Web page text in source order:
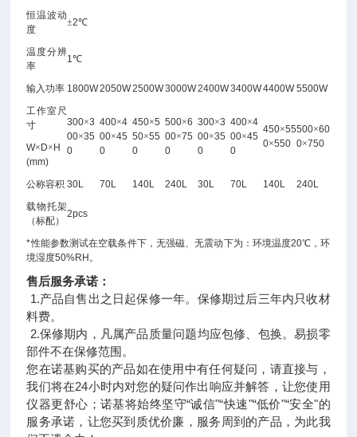
恒温波动
度
±2℃
温度分辨
率
1℃
输入功率 1800W2050W2500W3000W2400W3400W4400W 5500W
工作室尺
寸
W× D× H
(mm)
300×3
00×35
0
400×4
00×45
0
450×5
50×55
0
500×6
00×75
0
300×3
00×35
0
400×4
00×45
0
450×55
0×550
500×60
0×750
公称容积 30L 70L 140L 240L 30L 70L 140L
240L
载物托架
（标配）
2pcs
*性能参数测试在空载条件下，无强磁、无震动下为：环境温度20℃，环
境湿度50%RH 。
售后服务承诺：
1.产品自售出之日起保修一年。保修期过后三年内只收材
料费。
2.保修期内，凡属产品质量问题均应包修、包换。易损零
部件不在保修范围。
您在诺基购买的产品如在使用中有任何疑问，请直接与，
我们将在24小时内对您的疑问作出响应并解答，让您使用
仪器更舒心；诺基将始终坚守“诚信"“快速"“低价"“安全"的
服务承诺，让您买到质优价廉，服务周到的产品，为此我